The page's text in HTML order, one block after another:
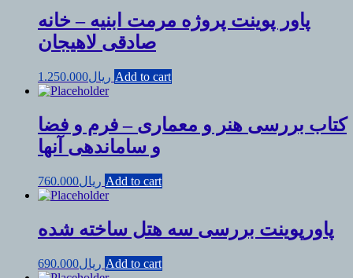
پاور پوینت پروژه مرمت ابنیه – خانه
صادقی لاهیجان
ریال1.250.000 Add to cart
کتاب بررسی هنر و معماری – فرم و فضا
و ساماندهی آنها
ریال760.000 Add to cart
پاورپوینت بررسی سه هتل ساخته شده
ریال690.000 Add to cart